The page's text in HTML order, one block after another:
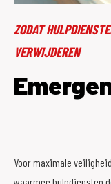
ZODAT
VERWIJDEREN
Voor maximale